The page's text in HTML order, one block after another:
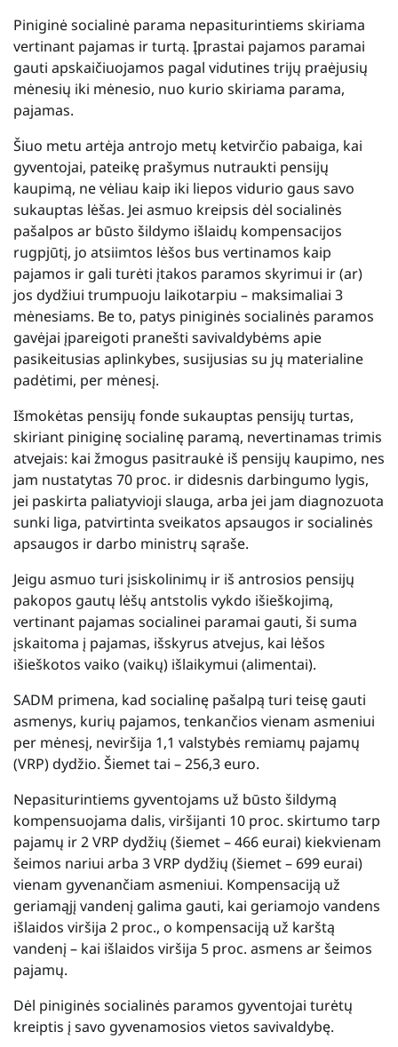
Piniginė socialinė parama nepasiturintiems skiriama
vertinant pajamas ir turtą. Įprastai pajamos paramai
gauti apskaičiuojamos pagal vidutines trijų praėjusių
mėnesių iki mėnesio, nuo kurio skiriama parama,
pajamas.
Šiuo metu artėja antrojo metų ketvirčio pabaiga, kai
gyventojai, pateikę prašymus nutraukti pensijų
kaupimą, ne vėliau kaip iki liepos vidurio gaus savo
sukauptas lėšas. Jei asmuo kreipsis dėl socialinės
pašalpos ar būsto šildymo išlaidų kompensacijos
rugpjūtį, jo atsiimtos lėšos bus vertinamos kaip
pajamos ir gali turėti įtakos paramos skyrimui ir (ar)
jos dydžiui trumpuoju laikotarpiu – maksimaliai 3
mėnesiams. Be to, patys piniginės socialinės paramos
gavėjai įpareigoti pranešti savivaldybėms apie
pasikeitusias aplinkybes, susijusias su jų materialine
padėtimi, per mėnesį.
Išmokėtas pensijų fonde sukauptas pensijų turtas,
skiriant piniginę socialinę paramą, nevertinamas trimis
atvejais: kai žmogus pasitraukė iš pensijų kaupimo, nes
jam nustatytas 70 proc. ir didesnis darbingumo lygis,
jei paskirta paliatyvioji slauga, arba jei jam diagnozuota
sunki liga, patvirtinta sveikatos apsaugos ir socialinės
apsaugos ir darbo ministrų sąraše.
Jeigu asmuo turi įsiskolinimų ir iš antrosios pensijų
pakopos gautų lėšų antstolis vykdo išieškojimą,
vertinant pajamas socialinei paramai gauti, ši suma
įskaitoma į pajamas, išskyrus atvejus, kai lėšos
išieškotos vaiko (vaikų) išlaikymui (alimentai).
SADM primena, kad socialinę pašalpą turi teisę gauti
asmenys, kurių pajamos, tenkančios vienam asmeniui
per mėnesį, neviršija 1,1 valstybės remiamų pajamų
(VRP) dydžio. Šiemet tai – 256,3 euro.
Nepasiturintiems gyventojams už būsto šildymą
kompensuojama dalis, viršijanti 10 proc. skirtumo tarp
pajamų ir 2 VRP dydžių (šiemet – 466 eurai) kiekvienam
šeimos nariui arba 3 VRP dydžių (šiemet – 699 eurai)
vienam gyvenančiam asmeniui. Kompensaciją už
geriamąjį vandenį galima gauti, kai geriamojo vandens
išlaidos viršija 2 proc., o kompensaciją už karštą
vandenį – kai išlaidos viršija 5 proc. asmens ar šeimos
pajamų.
Dėl piniginės socialinės paramos gyventojai turėtų
kreiptis į savo gyvenamosios vietos savivaldybę.